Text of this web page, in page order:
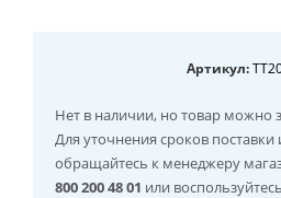
Артикул:
Нет в наличии, но товар можно
Для уточнения сроков поставки
обращайтесь к менеджеру
800 200 48 01 или